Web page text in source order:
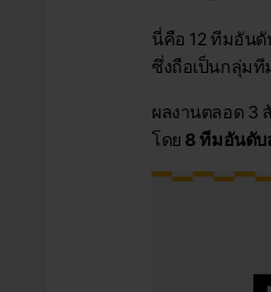
นี่คือ 12 ทีมอันดั
ซึ่งถือเป็นกลุ่มที
ผลงานตลอด 3
โดย 8 ทีมอันดับ